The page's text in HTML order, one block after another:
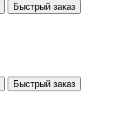
Быстрый заказ
Быстрый заказ